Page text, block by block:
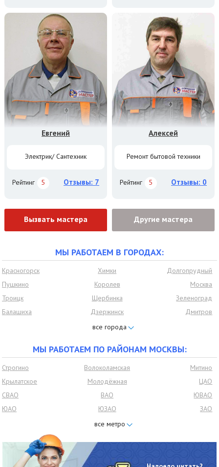
Евгений
Электрик/ Сантехник
Рейтинг 5 Отзывы: 7
Алексей
Ремонт бытовой техники
Рейтинг 5 Отзывы: 0
Вызвать мастера Другие мастера
МЫ РАБОТАЕМ В ГОРОДАХ:
Красногорск Химки
Долгопрудный
Пушкино
Королев
Москва
Троицк
Щербинка
Зеленоград
Балашиха
Дзержинск
Дмитров
Ивантеевка
Лыткарино
Люберцы
Одинцово
Подольск
Раменское
Реутов
Щёлково
Ленинский район
мкр Московский
Подмосковье
Развилка
Петровское
Томилино
Малаховка
Удельная
Опалиха
Барвиха
Коммунарка
Кожухово Юбилейный
МЫ РАБОТАЕМ ПО РАЙОНАМ МОСКВЫ:
Строгино Волоколамская
Митино
Крылатское
Молодёжная
ЦАО
СВАО
ВАО
ЮВАО
ЮАО
ЮЗАО
ЗАО
САО
Южное бутово Северное бутово
Чертаново северное
Чертаново южное